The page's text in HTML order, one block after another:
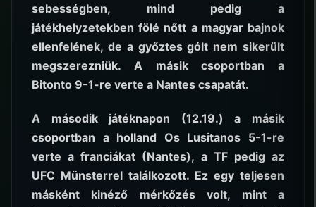
sebességben, mind pedig a
játékhelyzetekben fölé nőtt a magyar bajnok
ellenfelének, de a győztes gólt nem sikerült
megszerezniük. A másik csoportban a
Bitonto 9-1-re verte a Nantes csapatát.
A második játéknapon (12.19.) a másik
csoportban a holland Os Lusitanos 5-1-re
verte a franciákat (Nantes), a TF pedig az
UFC Münsterrel találkozott. Ez egy teljesen
másként kinéző mérkőzés volt, mint a